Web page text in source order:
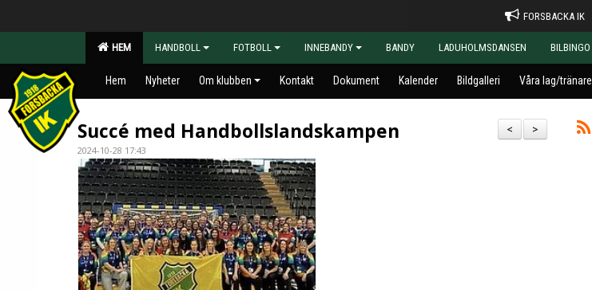
FORSBACKA IK
HEM HANDBOLL FOTBOLL INNEBANDY BANDY LADUHOLMSDANSEN BILBINGO
Hem Nyheter Om klubben Kontakt Dokument Kalender Bildgalleri Våra lag/tränare
>
<
Succé med Handbollslandskampen
2024-10-28 17:43